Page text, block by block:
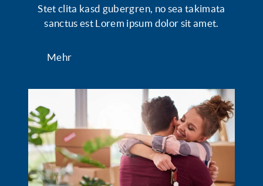
Stet clita kasd gubergren, no sea takimata
sanctus est Lorem ipsum dolor sit amet.
Mehr